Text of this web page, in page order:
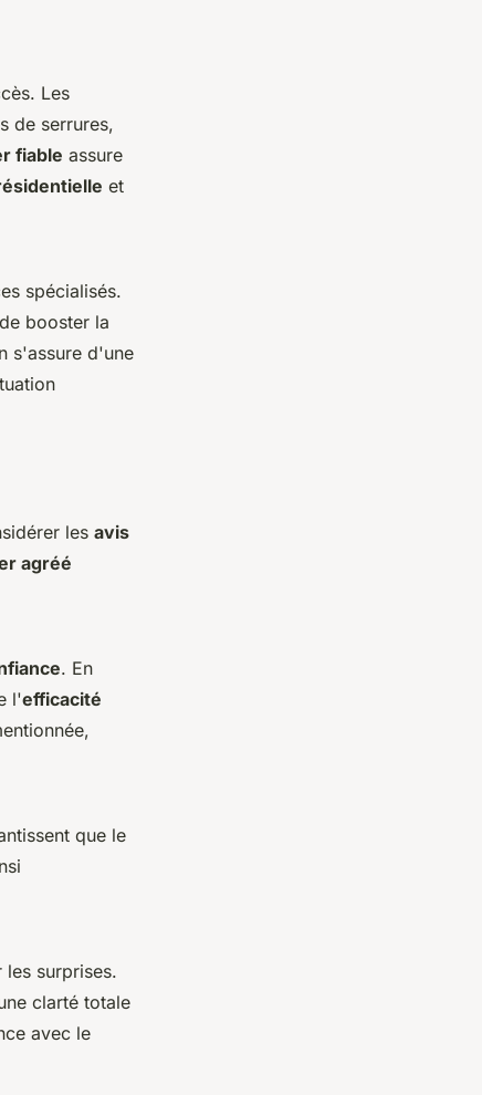
Les
de serrures,
fiable assure
et
spécialisés.
booster la
s'assure d'une
les avis
agréé
. En
l'efficacité
que le
les surprises.
clarté totale
avec le